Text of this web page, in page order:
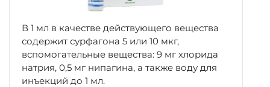
В 1 мл в качестве действующего вещества
содержит сурфагона 5 или 10 мкг,
вспомогательные вещества: 9 мг хлорида
натрия, 0,5 мг нипагина, а также воду для
инъекций до 1 мл.